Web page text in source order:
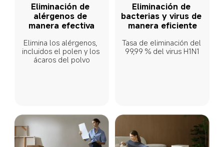
Eliminación de
alérgenos de
manera efectiva
Elimina los alérgenos,
incluidos el polen y los
ácaros del polvo
Eliminación de
bacterias y virus de
manera eficiente
Tasa de eliminación del
99,99 % del virus H1N1